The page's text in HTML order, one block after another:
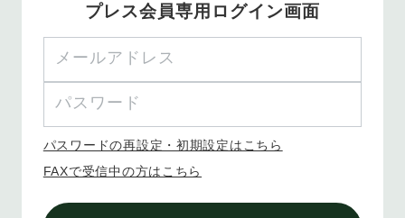
プレス会員専用ログイン画面
パスワードの再設定・初期設定はこちら
FAXで受信中の方はこちら